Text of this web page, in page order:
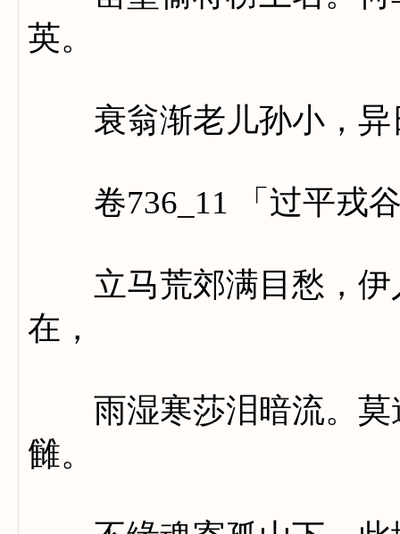
英。
衰翁渐老儿孙小，异
卷736_11 「过平戎谷
立马荒郊满目愁，伊
在，
雨湿寒莎泪暗流。莫
雠。